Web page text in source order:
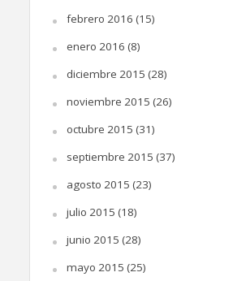
febrero 2016 (15)
enero 2016 (8)
diciembre 2015 (28)
noviembre 2015 (26)
octubre 2015 (31)
septiembre 2015 (37)
agosto 2015 (23)
julio 2015 (18)
junio 2015 (28)
mayo 2015 (25)